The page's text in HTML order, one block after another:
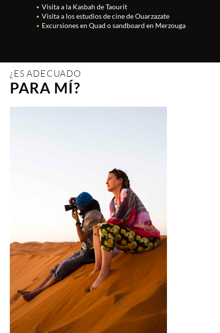
Visita a la Kasbah de Taourit
Visita a los estudios de cine de Ouarzazate
Excursiones en Quad o sandboard en Merzouga
¿ES ADECUADO
PARA MÍ?